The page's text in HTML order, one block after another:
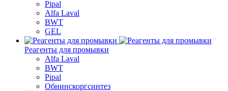
Pipal
Alfa Laval
BWT
GEL
Реагенты для промывки
Alfa Laval
BWT
Pipal
Обнинскоргсинтез